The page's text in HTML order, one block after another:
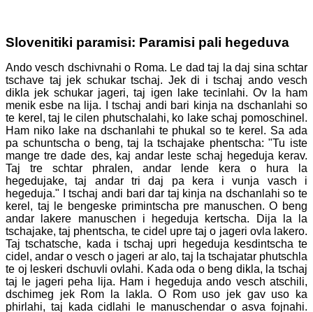
Slovenitiki paramisi: Paramisi pali hegeduva
Ando vesch dschivnahi o Roma. Le dad taj la daj sina schtar
tschave taj jek schukar tschaj. Jek di i tschaj ando vesch
dikla jek schukar jageri, taj igen lake tecinlahi. Ov la ham
menik esbe na lija. I tschaj andi bari kinja na dschanlahi so
te kerel, taj le cilen phutschalahi, ko lake schaj pomoschinel.
Ham niko lake na dschanlahi te phukal so te kerel. Sa ada
pa schuntscha o beng, taj la tschajake phentscha: "Tu iste
mange tre dade des, kaj andar leste schaj hegeduja kerav.
Taj tre schtar phralen, andar lende kera o hura la
hegedujake, taj andar tri daj pa kera i vunja vasch i
hegeduja." I tschaj andi bari dar taj kinja na dschanlahi so te
kerel, taj le bengeske primintscha pre manuschen. O beng
andar lakere manuschen i hegeduja kertscha. Dija la la
tschajake, taj phentscha, te cidel upre taj o jageri ovla lakero.
Taj tschatsche, kada i tschaj upri hegeduja kesdintscha te
cidel, andar o vesch o jageri ar alo, taj la tschajatar phutschla
te oj leskeri dschuvli ovlahi. Kada oda o beng dikla, la tschaj
taj le jageri peha lija. Ham i hegeduja ando vesch atschili,
dschimeg jek Rom la lakla. O Rom uso jek gav uso ka
phirlahi, taj kada cidlahi le manuschendar o asva fojnahi.